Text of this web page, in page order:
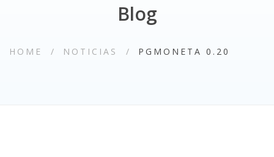
Blog
HOME NOTICIAS PGMONETA 0.20